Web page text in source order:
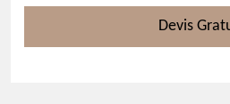
Devis